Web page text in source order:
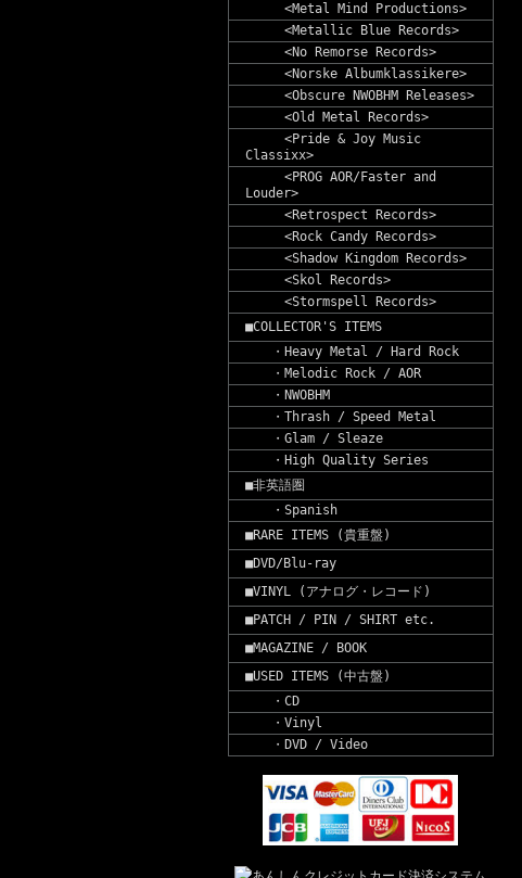
<Metal Mind Productions>
<Metallic Blue Records>
<No Remorse Records>
<Norske Albumklassikere>
<Obscure NWOBHM Releases>
<Old Metal Records>
<Pride & Joy Music
Classixx>
<PROG AOR/Faster and
Louder>
<Retrospect Records>
<Rock Candy Records>
<Shadow Kingdom Records>
<Skol Records>
<Stormspell Records>
■COLLECTOR'S ITEMS
・Heavy Metal / Hard Rock
・Melodic Rock / AOR
・NWOBHM
・Thrash / Speed Metal
・Glam / Sleaze
・High Quality Series
■非英語圏
・Spanish
■RARE ITEMS (貴重盤)
■DVD/Blu-ray
■VINYL (アナログ・レコード)
■PATCH / PIN / SHIRT etc.
■MAGAZINE / BOOK
■USED ITEMS (中古盤)
・CD
・Vinyl
・DVD / Video